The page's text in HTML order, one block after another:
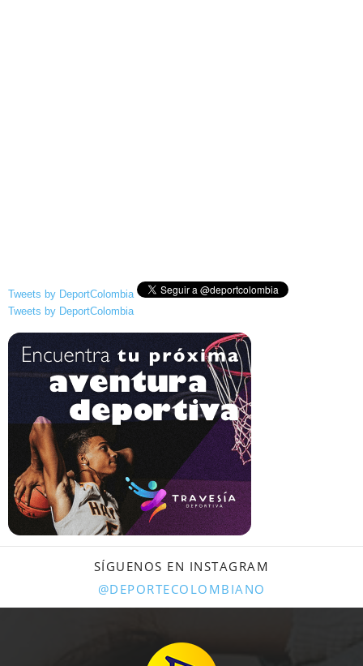
Tweets by DeportColombia
Tweets by DeportColombia
SÍGUENOS EN INSTAGRAM
@DEPORTECOLOMBIANO